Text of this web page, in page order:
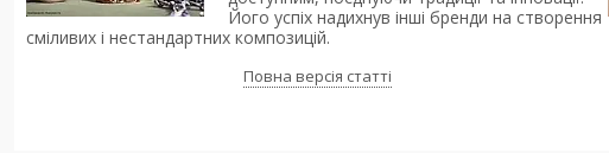
Його успiх надихнув iншi бренди на створення
смiливих i нестандартних композицiй.
Повна версія статті